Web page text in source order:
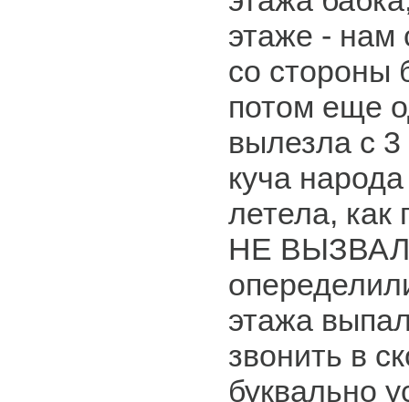
этаже - нам
со стороны
потом еще
вылезла с 3
куча
летела,
НЕ
этажа
звонить в
буквально